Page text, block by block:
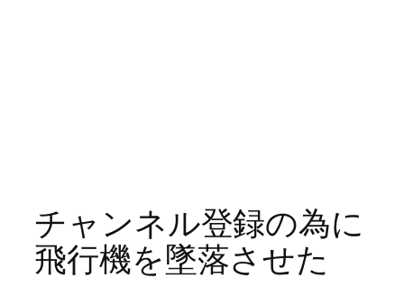
チャンネル登録の為に
飛行機を墜落させた